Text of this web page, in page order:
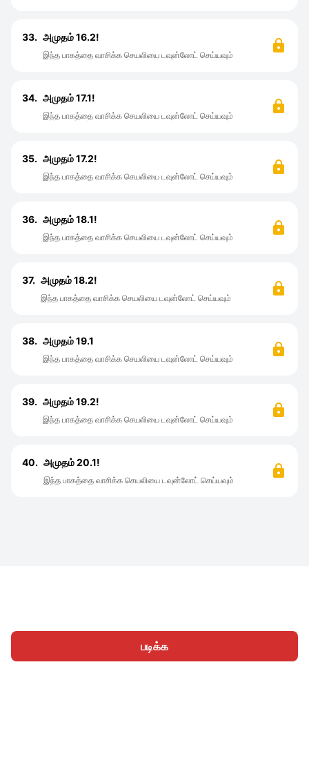
படிக்க
33. அமுதம் 16.2!
இந்த பாகத்தை வாசிக்க செயலியை டவுன்லோட் செய்யவும்
34. அமுதம் 17.1!
இந்த பாகத்தை வாசிக்க செயலியை டவுன்லோட் செய்யவும்
35. அமுதம் 17.2!
இந்த பாகத்தை வாசிக்க செயலியை டவுன்லோட் செய்யவும்
36. அமுதம் 18.1!
இந்த பாகத்தை வாசிக்க செயலியை டவுன்லோட் செய்யவும்
37. அமுதம் 18.2!
இந்த பாகத்தை வாசிக்க செயலியை டவுன்லோட் செய்யவும்
38. அமுதம் 19.1
இந்த பாகத்தை வாசிக்க செயலியை டவுன்லோட் செய்யவும்
39. அமுதம் 19.2!
இந்த பாகத்தை வாசிக்க செயலியை டவுன்லோட் செய்யவும்
40. அமுதம் 20.1!
இந்த பாகத்தை வாசிக்க செயலியை டவுன்லோட் செய்யவும்
முகப்பு வகைகள் எழுத கட்டுரைகள் உள்நுழைக